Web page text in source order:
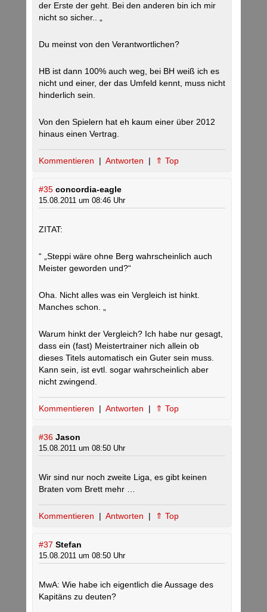
der Erste der geht. Bei den anderen bin ich mir
nicht so sicher.. „
Du meinst von den Verantwortlichen?
HB ist dann 100% auch weg, bei BH weiß ich es
nicht und einer, der das Umfeld kennt, muss nicht
hinderlich sein.
Von den Spielern hat eh kaum einer über 2012
hinaus einen Vertrag.
Kommentieren | Antworten | ⇑ Top
#35 concordia-eagle
15.08.2011 um 08:46 Uhr
ZITAT:
“ „Steppi wäre ohne Berg wahrscheinlich auch
Meister geworden und?“
Oha. Nicht alles was ein Vergleich ist hinkt.
Manches schon. „
Warum hinkt der Vergleich? Ich habe nur gesagt,
dass ein (fast) Meistertrainer nich allein ob
dieses Titels automatisch ein Guter sein muss.
Kann sein, ist evtl. sogar wahrscheinlich aber
nicht zwingend.
Kommentieren | Antworten | ⇑ Top
#36 Jason
15.08.2011 um 08:50 Uhr
Wir sind nur noch zweite Liga, es gibt keinen
Braten vom Brett mehr …
Kommentieren | Antworten | ⇑ Top
#37 Stefan
15.08.2011 um 08:50 Uhr
MwA: Wie habe ich eigentlich die Aussage des
Kapitäns zu deuten?